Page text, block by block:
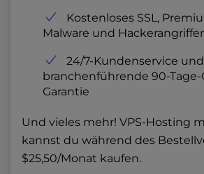
Kostenloses SSL,
Malware und
24/7-Kundenservice
branchenführende 90-
Garantie
Und vieles mehr! VPS-Hosting
kannst du während des
$25,50/Monat kaufen.